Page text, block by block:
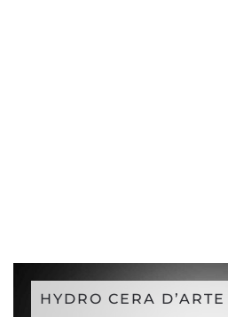
HYDRO CERA D’ARTE